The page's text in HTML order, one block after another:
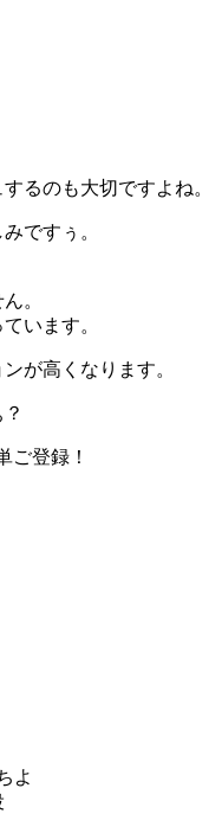
るのも大切ですよね。
ですぅ。
。
います。
が高くなります。
ご登録！
よ